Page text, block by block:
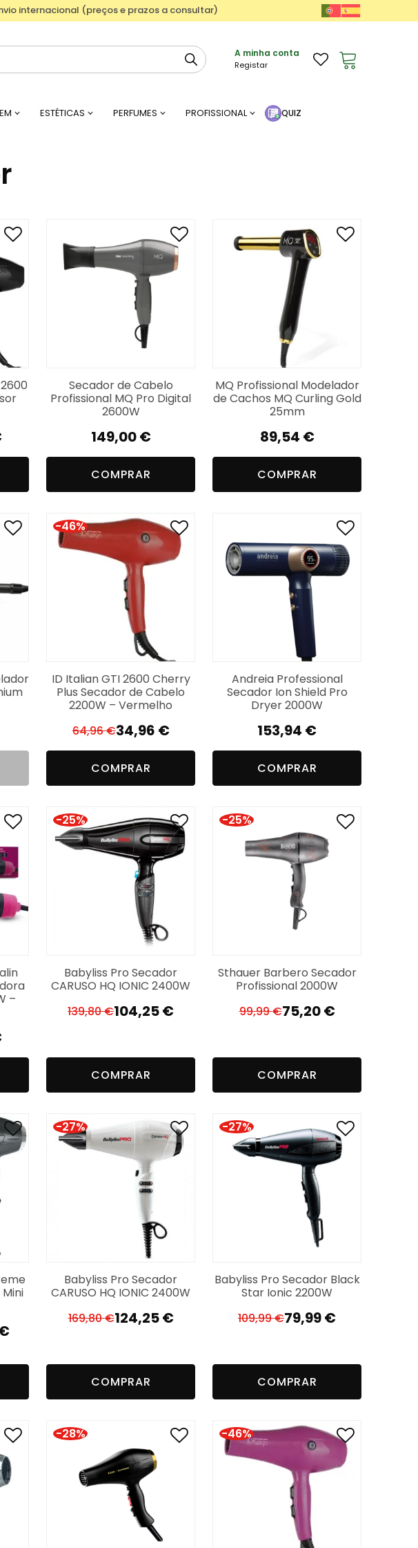
internacional (preços e prazos a consultar)
A minha conta
Registar
ESTÉTICAS PERFUMES PROFISSIONAL QUIZ
Secador de Cabelo
Profissional MQ Pro Digital
2600W
149,00€
COMPRAR
MQ Profissional Modelador
de Cachos MQ Curling Gold
25mm
89,54 €
COMPRAR
-46%
ID Italian GTI 2600 Cherry
Plus Secador de Cabelo
2200W – Vermelho
64,96€ O
preço
original
era:
34,96 €
O
preço
atual
é:
COMPRAR
Andreia Professional
Secador Ion Shield Pro
Dryer 2000W
153,94 €
COMPRAR
–
-25%
Babyliss Pro Secador
CARUSO HQ IONIC 2400W
139,80€ O
era:
104,25€
O
é:
COMPRAR
-25%
Sthauer Barbero Secador
Profissional 2000W
99,99€ O
era:
75,20€
O
é:
COMPRAR
-27%
Babyliss Pro Secador
CARUSO HQ IONIC 2400W
169,80€ O
era:
124,25€
O
é:
COMPRAR
-27%
Babyliss Pro Secador Black
Star Ionic 2200W
109,99€O
era:
79,99€
O
é:
COMPRAR
-28% -46%